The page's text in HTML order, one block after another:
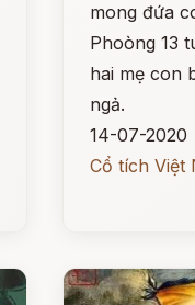
mong đứa
Phoòng 13
hai mẹ con
ngả.
14-07-2020
Cổ tích Việt